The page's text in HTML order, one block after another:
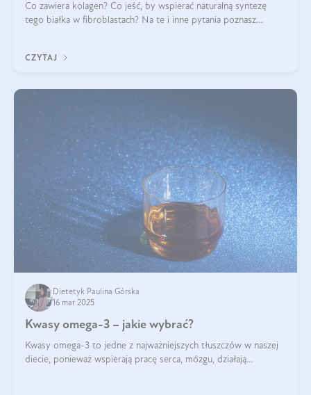
Co zawiera kolagen? Co jeść, by wspierać naturalną syntezę
tego białka w fibroblastach? Na te i inne pytania poznasz
CZYTAJ
Dietetyk Paulina Górska
16 mar 2025
Kwasy omega-3 – jakie wybrać?
Kwasy omega-3 to jedne z najważniejszych tłuszczów w naszej
diecie, ponieważ wspierają pracę serca, mózgu, działają